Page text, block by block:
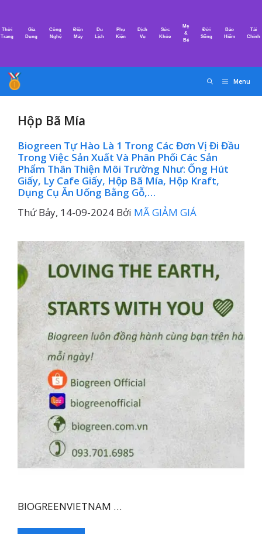
nội
Thời
Trang
Gia
Dụng
Công
Nghệ
Điện
Máy
Du
Lịch
Phụ
Kiện
Dịch
Vụ
Sức
Khỏe
Mẹ
&
Bé
Đời
Sống
Bảo
Hiểm
Tài
Chính
Menu
Hộp Bã Mía
Biogreen Tự Hào Là 1 Trong Các Đơn Vị Đi Đầu
Trong Việc Sản Xuất Và Phân Phối Các Sản
Phẩm Thân Thiện Môi Trường Như: Ống Hút
Giấy, Ly Cafe Giấy, Hộp Bã Mía, Hộp Kraft,
Dụng Cụ Ăn Uống Bằng Gỗ,…
Thứ Bảy, 14-09-2024 Bởi MÃ GIẢM GIÁ
BIOGREENVIETNAM …